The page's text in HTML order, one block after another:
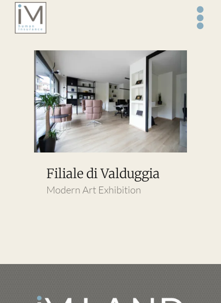
Salta
contenuto
Filiale di Valduggia
Modern Art Exhibition